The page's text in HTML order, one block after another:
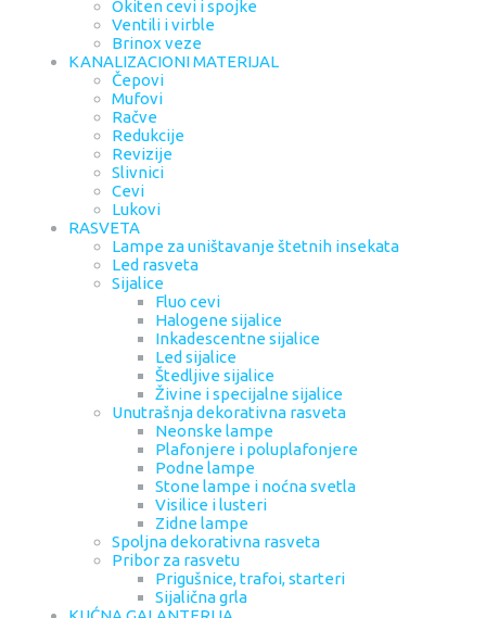
Okiten cevi i spojke
Ventili i virble
Brinox veze
KANALIZACIONI MATERIJAL
Čepovi
Mufovi
Račve
Redukcije
Revizije
Slivnici
Cevi
Lukovi
RASVETA
Lampe za uništavanje štetnih insekata
Led rasveta
Sijalice
Fluo cevi
Halogene sijalice
Inkadescentne sijalice
Led sijalice
Štedljive sijalice
Živine i specijalne sijalice
Unutrašnja dekorativna rasveta
Neonske lampe
Plafonjere i poluplafonjere
Podne lampe
Stone lampe i noćna svetla
Visilice i lusteri
Zidne lampe
Spoljna dekorativna rasveta
Pribor za rasvetu
Prigušnice, trafoi, starteri
Sijalična grla